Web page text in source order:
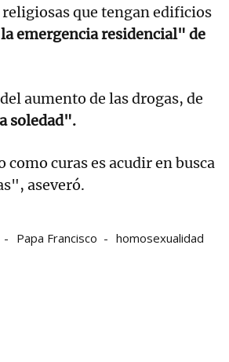
que tengan edificios
emergencia residencial" de
aumento de las drogas, de
soledad".
curas es acudir en busca
aseveró.
Papa Francisco homosexualidad